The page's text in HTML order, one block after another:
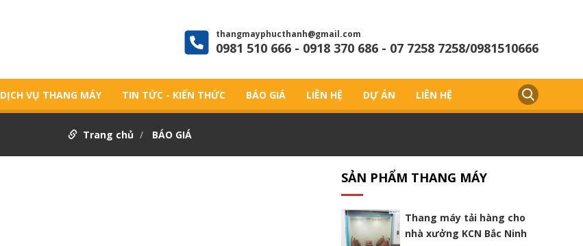
thangmayphucthanh@gmail.com
0981 510 666 - 0918 370 686 - 07 7258 7258/0981510666
DỊCH VỤ THANG MÁY TIN TỨC - KIẾN THỨC BÁO GIÁ LIÊN HỆ DỰ ÁN LIÊN HỆ
Trang chủ BÁO GIÁ
SẢN PHẨM THANG MÁY
Thang máy tải hàng cho
nhà xưởng KCN Bắc Ninh